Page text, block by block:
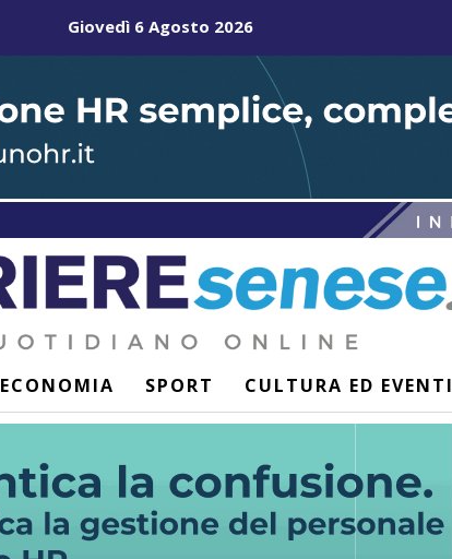
Giovedì 6 Agosto 2026
ECONOMIA SPORT CULTURA ED EVENTI